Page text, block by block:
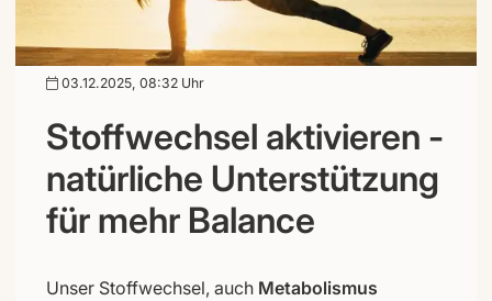
Stoffwechsel aktivieren -
natürliche Unterstützung
für mehr Balance
03.12.2025, 08:32 Uhr
Unser Stoffwechsel, auch Metabolismus